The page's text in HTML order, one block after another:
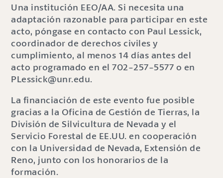
Una institución EEO/AA. Si necesita una
adaptación razonable para participar en este
acto, póngase en contacto con Paul Lessick,
coordinador de derechos civiles y
cumplimiento, al menos 14 días antes del
acto programado en el 702-257-5577 o en
PLessick@unr.edu.
La financiación de este evento fue posible
gracias a la Oficina de Gestión de Tierras, la
División de Silvicultura de Nevada y el
Servicio Forestal de EE.UU. en cooperación
con la Universidad de Nevada, Extensión de
Reno, junto con los honorarios de la
formación.